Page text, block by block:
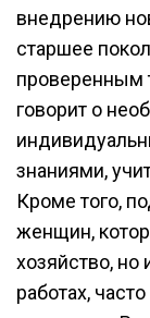
внедрению
старшее
проверенным
говорит о
знаниями,
Кроме того,
женщин,
хозяйство, но
работах,